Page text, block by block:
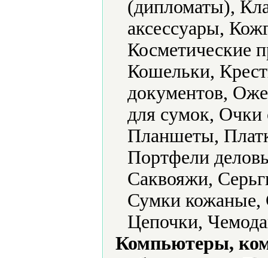
(дипломаты),
аксессуары,
Косметические
Кошельки,
документов,
для сумок, Очки
Планшеты,
Портфели
Саквояжи,
Сумки кожаные,
Цепочки,
Компьютеры,